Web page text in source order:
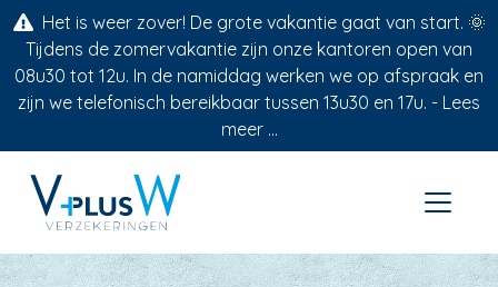
Het is weer zover! De grote vakantie gaat van start. 🌞
Tijdens de zomervakantie zijn onze kantoren open van
08u30 tot 12u. In de namiddag werken we op afspraak en
zijn we telefonisch bereikbaar tussen 13u30 en 17u. - Lees
meer ...